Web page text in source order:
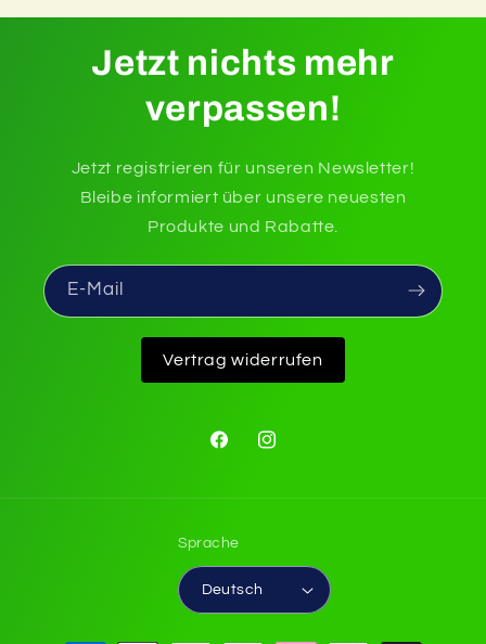
Jetzt nichts mehr
verpassen!
Jetzt registrieren für unseren Newsletter!
Bleibe informiert über unsere neuesten
Produkte und Rabatte.
E-Mail
Vertrag widerrufen
FacebookInstagram
Sprache
Deutsch